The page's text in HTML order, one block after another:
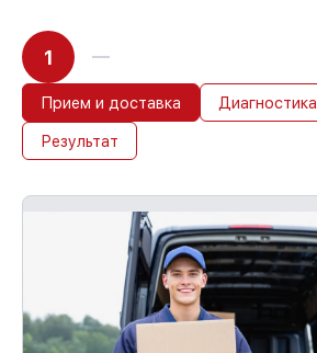
1
Прием и доставка Диагностика
Результат